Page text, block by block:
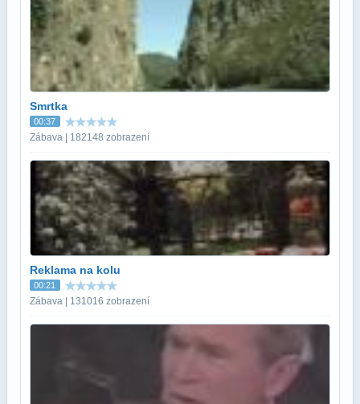
Smrtka
00:37
Zábava | 182148 zobrazení
Reklama na kolu
00:21
Zábava | 131016 zobrazení